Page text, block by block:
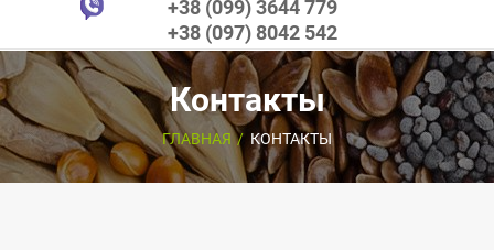
+38 (099) 3644 779
+38 (097) 8042 542
Контакты
ГЛАВНАЯ КОНТАКТЫ